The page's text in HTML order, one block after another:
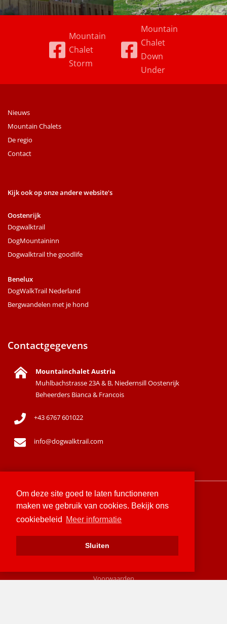
Om deze site goed te laten functioneren
maken we gebruik van cookies. Bekijk ons
cookiebeleid
Meer informatie
Sluiten
Mountain
Chalet
Storm
Mountain
Chalet
Down
Under
Contactgegevens
Mountainchalet Austria
Muhlbachstrasse 23A & B, Niedernsill Oostenrijk
Beheerders Bianca & Francois
+43 6767 601022
info@dogwalktrail.com
Nieuws
Mountain Chalets
De regio
Contact
Kijk ook op onze andere website's
Oostenrijk
Dogwalktrail
DogMountaininn
Dogwalktrail the goodlife
Benelux
DogWalkTrail Nederland
Bergwandelen met je hond
Sitemap
Voorwaarden